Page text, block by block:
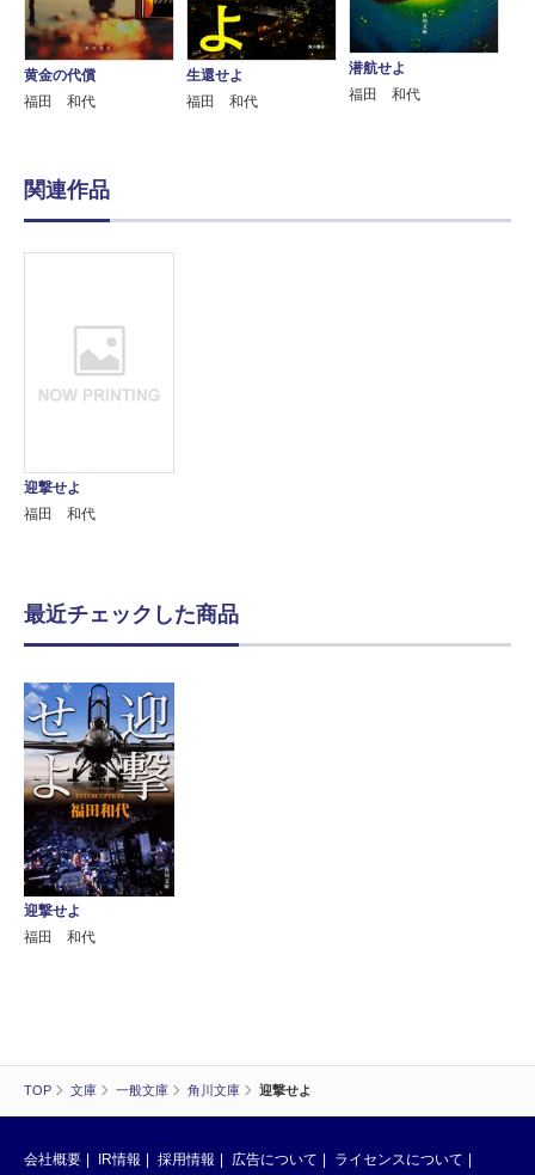
TOP 文庫 一般文庫 角川文庫 迎撃せよ
黄金の代償
福田 和代
生還せよ
福田 和代
潜航せよ
福田 和代
関連作品
迎撃せよ
福田 和代
最近チェックした商品
迎撃せよ
福田 和代
会社概要 IR情報 採用情報 広告について ライセンスについて